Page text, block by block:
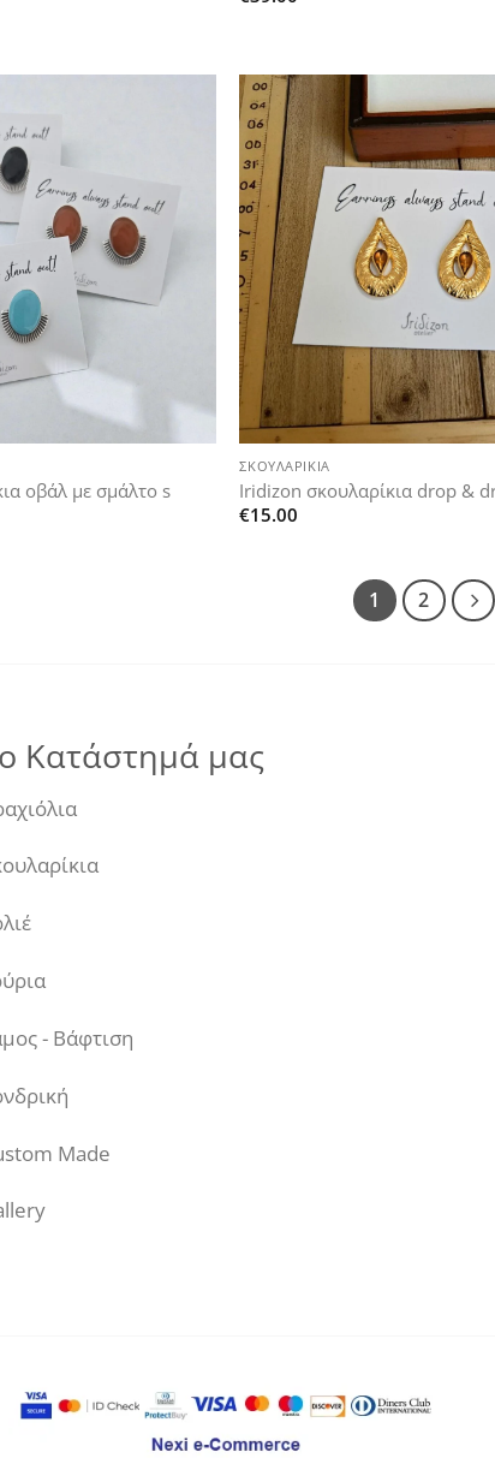
οβάλ με σμάλτο s
+
ΣΚΟΥΛΑΡΊΚΙΑ
Iridizon σκουλαρίκια drop &
€15.00
1 2
Κατάστημά μας
- Βάφτιση
Made